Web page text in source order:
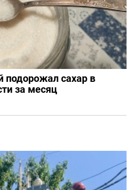
подорожал сахар в
за месяц